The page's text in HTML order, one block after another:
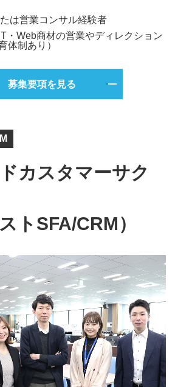
は営業コンサル経験者
・Web商材の営業やディレクション
体制あり）
募集要項を見る
カスタマーサク
トSFA/CRM）